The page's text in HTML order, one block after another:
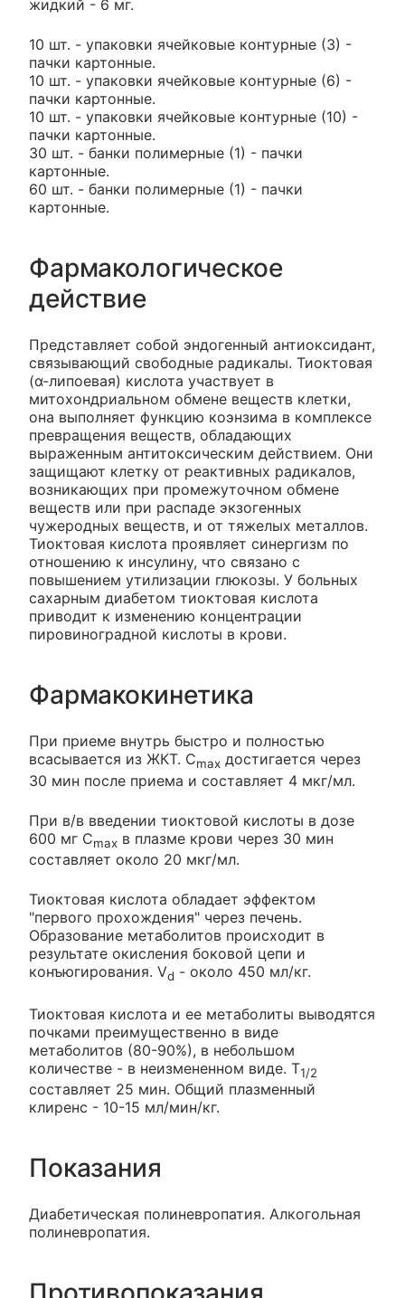
жидкий - 6 мг.
10 шт. - упаковки ячейковые контурные (3) -
пачки картонные.
10 шт. - упаковки ячейковые контурные (6) -
пачки картонные.
10 шт. - упаковки ячейковые контурные (10) -
пачки картонные.
30 шт. - банки полимерные (1) - пачки
картонные.
60 шт. - банки полимерные (1) - пачки
картонные.
Фармакологическое
действие
Представляет собой эндогенный антиоксидант,
связывающий свободные радикалы. Тиоктовая
(α-липоевая) кислота участвует в
митохондриальном обмене веществ клетки,
она выполняет функцию коэнзима в комплексе
превращения веществ, обладающих
выраженным антитоксическим действием. Они
защищают клетку от реактивных радикалов,
возникающих при промежуточном обмене
веществ или при распаде экзогенных
чужеродных веществ, и от тяжелых металлов.
Тиоктовая кислота проявляет синергизм по
отношению к инсулину, что связано с
повышением утилизации глюкозы. У больных
сахарным диабетом тиоктовая кислота
приводит к изменению концентрации
пировиноградной кислоты в крови.
Фармакокинетика
При приеме внутрь быстро и полностью
всасывается из ЖКТ. Cmax достигается через
30 мин после приема и составляет 4 мкг/мл.
При в/в введении тиоктовой кислоты в дозе
600 мг Cmax в плазме крови через 30 мин
составляет около 20 мкг/мл.
Тиоктовая кислота обладает эффектом
"первого прохождения" через печень.
Образование метаболитов происходит в
результате окисления боковой цепи и
конъюгирования. Vd - около 450 мл/кг.
Тиоктовая кислота и ее метаболиты выводятся
почками преимущественно в виде
метаболитов (80-90%), в небольшом
количестве - в неизмененном виде. T1/2
составляет 25 мин. Общий плазменный
клиренс - 10-15 мл/мин/кг.
Показания
Диабетическая полиневропатия. Алкогольная
полиневропатия.